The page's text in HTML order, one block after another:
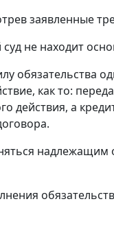
заявленные
не находит
обязательства
как то:
действия, а
надлежащим